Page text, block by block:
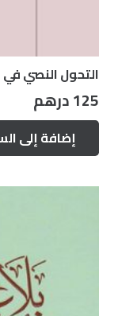
التحول النصي في
125درهم
إضافة إلى